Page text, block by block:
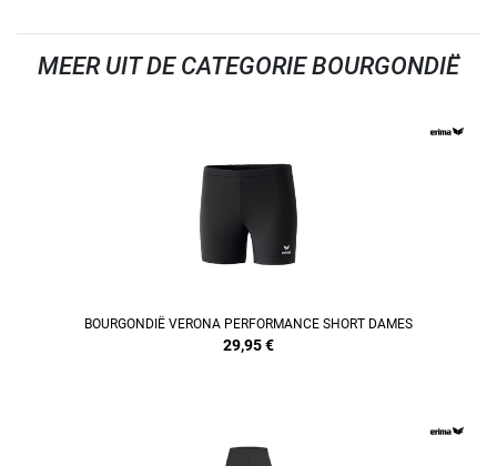
MEER UIT DE CATEGORIE BOURGONDIË
BOURGONDIË VERONA PERFORMANCE SHORT DAMES
29,95€